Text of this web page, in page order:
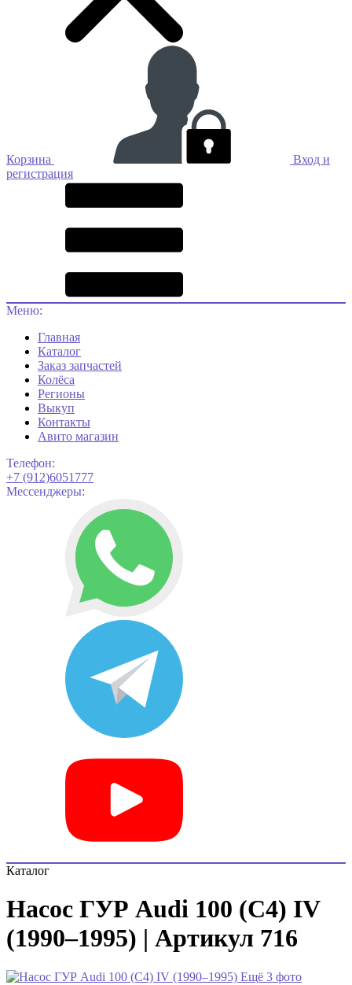
Корзина
Вход и
регистрация
Меню:
Главная
Каталог
Заказ запчастей
Колёса
Регионы
Выкуп
Контакты
Авито магазин
Телефон:
+7 (912)6051777
Мессенджеры:
Каталог
Насос ГУР Audi 100 (C4) IV
(1990–1995) | Артикул 716
Ещё 3 фото